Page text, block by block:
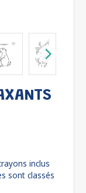
inclus
sont classés